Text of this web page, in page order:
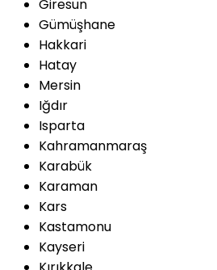
Giresun
Gümüşhane
Hakkari
Hatay
Mersin
Iğdır
Isparta
Kahramanmaraş
Karabük
Karaman
Kars
Kastamonu
Kayseri